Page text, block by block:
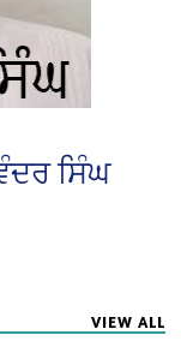
ਸਿੰਘ
VIEW ALL